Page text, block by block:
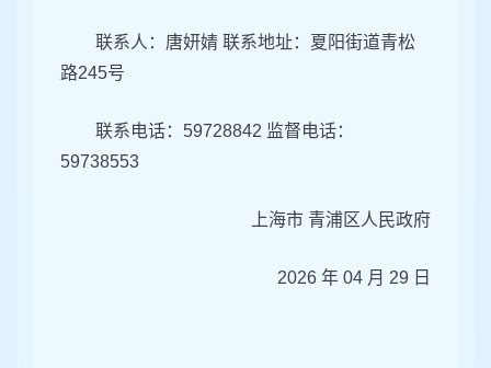
联系人：唐妍婧 联系地址：夏阳街道青松
路245号
联系电话：59728842 监督电话：
59738553
上海市 青浦区人民政府
2026 年 04 月 29 日